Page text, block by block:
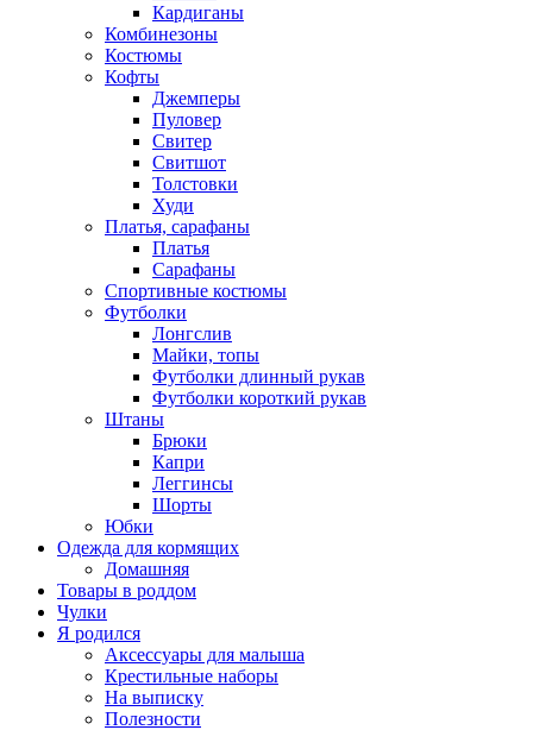
Кардиганы
Комбинезоны
Костюмы
Кофты
Джемперы
Пуловер
Свитер
Свитшот
Толстовки
Худи
Платья, сарафаны
Платья
Сарафаны
Спортивные костюмы
Футболки
Лонгслив
Майки, топы
Футболки длинный рукав
Футболки короткий рукав
Штаны
Брюки
Капри
Леггинсы
Шорты
Юбки
Одежда для кормящих
Домашняя
Товары в роддом
Чулки
Я родился
Аксессуары для малыша
Крестильные наборы
На выписку
Полезности